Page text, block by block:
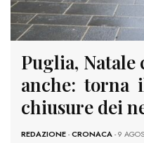
Puglia, Natale
anche: torna
chiusure dei
REDAZIONE-CRONACA- 9